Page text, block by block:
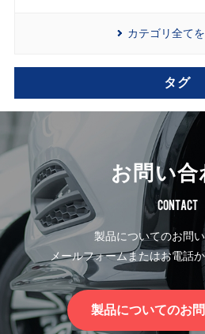
カテゴリ全て
タグ
お問い合
CONTACT
製品についてのお問
メールフォームまたはお電話
製品についてのお